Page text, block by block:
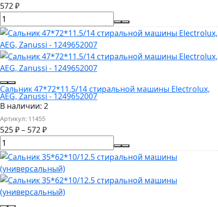
572₽
Сальник 47*72*11.5/14 стиральной машины Electrolux,
AEG, Zanussi - 1249652007
В наличии: 2
Артикул: 11455
525₽– 572₽